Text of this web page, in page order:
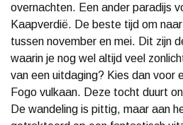
overnachten. Een ander paradijs
Kaapverdië. De beste tijd om naar
tussen november en mei. Dit zijn
waarin je nog wel altijd veel
van een uitdaging? Kies dan voor
Fogo vulkaan. Deze tocht duurt
De wandeling is pittig, maar aan